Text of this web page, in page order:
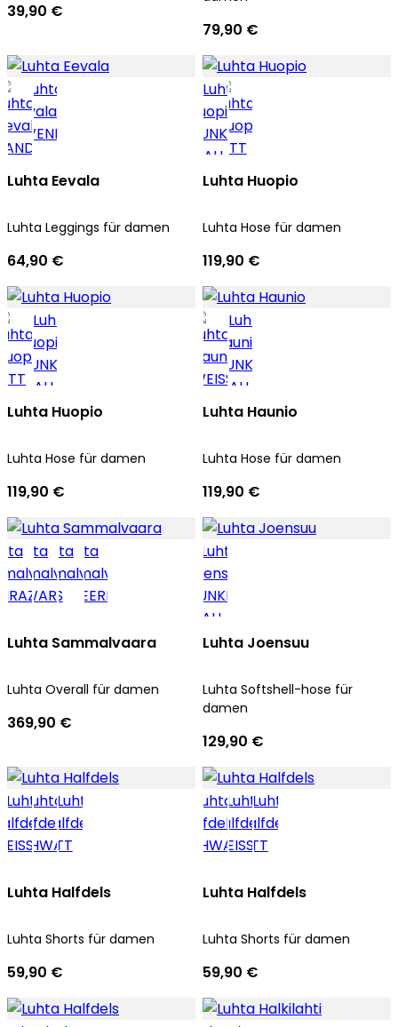
39,90 €
79,90 €
Luhta Eevala
Luhta Leggings für damen
64,90 €
Luhta Huopio
Luhta Hose für damen
119,90 €
Luhta Huopio
Luhta Hose für damen
119,90 €
Luhta Haunio
Luhta Hose für damen
119,90 €
Luhta Sammalvaara
Luhta Overall für damen
369,90 €
Luhta Joensuu
Luhta Softshell-hose für
damen
129,90 €
Luhta Halfdels
Luhta Shorts für damen
59,90 €
Luhta Halfdels
Luhta Shorts für damen
59,90 €